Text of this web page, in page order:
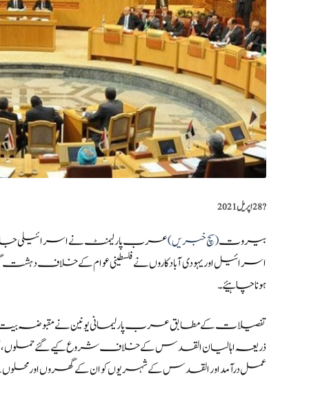
?️28 اپریل 2021
بیروت(سچ خبریں)عرب پارلیمنٹ نے اسرائیلی
اسرائیل اور یہودی آبادکاروں نے فلسطینی عوام کے خلاف دہشت
ہونا چاہیئے۔
تفصیلات کے مطابق عرب پارلیمانی یونین نے مقبوضہ
ذریعہ اہالیان القدس کے خلاف شروع کیے گئے حملوں، نسلی
عمل درآمد اور القدس کے شہریوں کو ان کے گھروں اور